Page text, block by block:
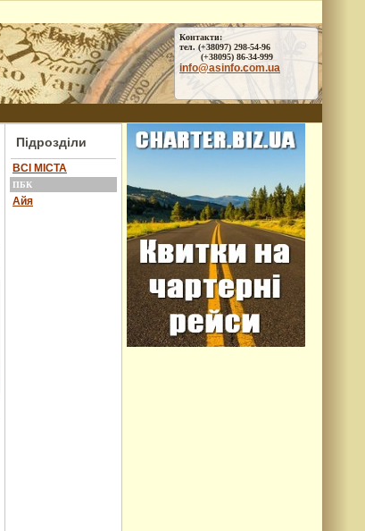
Контакти:
тел. (+38097) 298-54-96
(+38095) 86-34-999
info@asinfo.com.ua
Підрозділи
ВСІ МІСТА
ПБК
Айя